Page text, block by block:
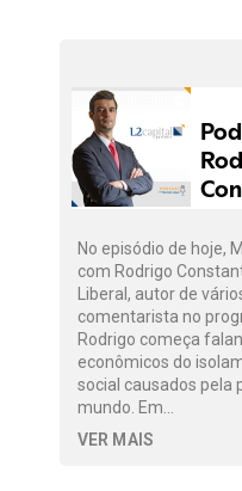
No episódio de hoje,
com Rodrigo
Liberal, autor de
comentarista no
Rodrigo começa
econômicos do
social causados pela
mundo. Em…
VER MAIS